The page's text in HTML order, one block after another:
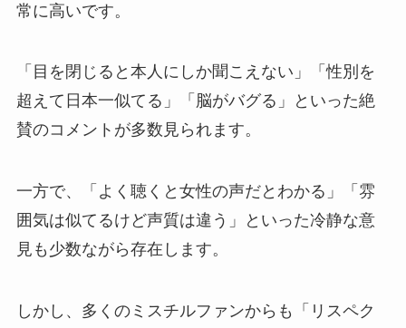
常に高いです。
「目を閉じると本人にしか聞こえない」「性別を
超えて日本一似てる」「脳がバグる」といった絶
賛のコメントが多数見られます。
一方で、「よく聴くと女性の声だとわかる」「雰
囲気は似てるけど声質は違う」といった冷静な意
見も少数ながら存在します。
しかし、多くのミスチルファンからも「リスペク